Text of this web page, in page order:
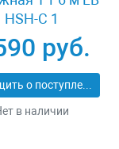
HSH-C 1
руб.
Сообщить о поступлении
в наличии